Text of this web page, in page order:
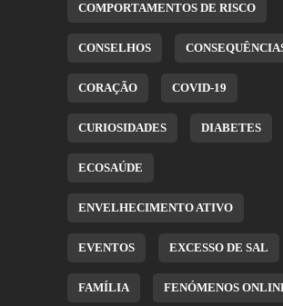
COMPORTAMENTOS DE RISCO
CONSELHOS
CORAÇÃO COVID-19
CURIOSIDADES DIABETES
ECOSAÚDE
ENVELHECIMENTO ATIVO
EVENTOS EXCESSO DE SAL
FAMÍLIA FENÓMENOS